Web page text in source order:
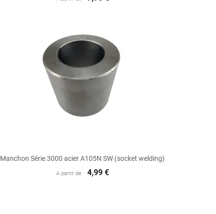
 Aperçu rapide
Manchon Série 3000 acier A105N SW (socket welding)
A partir de 4,99 €